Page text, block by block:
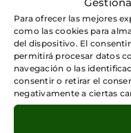
Para ofrecer las mejores
como las cookies para
del dispositivo. El
permitirá procesar datos
navegación o las
consentir o retirar el
negativamente a ciertas
organizadas por
sido una
de la
Actualmente, el
frenado en
el